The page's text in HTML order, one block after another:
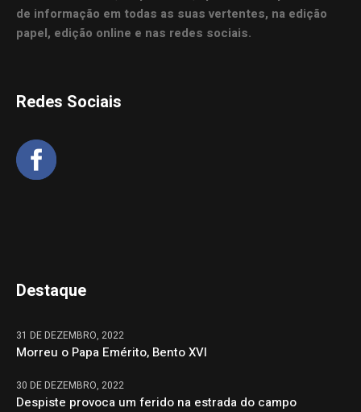
de informação em todas as suas vertentes, na edição
papel, edição online e nas redes sociais.
Redes Sociais
Destaque
31 DE DEZEMBRO, 2022
Morreu o Papa Emérito, Bento XVI
30 DE DEZEMBRO, 2022
Despiste provoca um ferido na estrada do campo